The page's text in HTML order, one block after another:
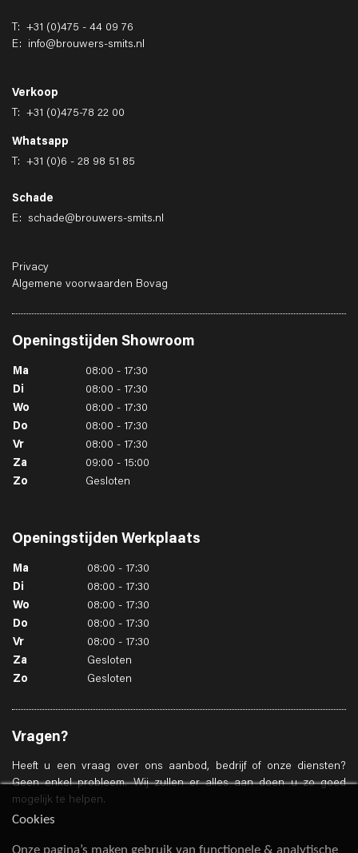
T: +31 (0)475 - 44 09 76
E: info@brouwers-smits.nl
Verkoop
T: +31 (0)475-78 22 00
Whatsapp
T: +31 (0)6 - 28 98 51 85
Schade
E: schade@brouwers-smits.nl
Privacy
Algemene voorwaarden Bovag
Openingstijden Showroom
Ma
08:00 - 17:30
Di
08:00 - 17:30
Wo
08:00 - 17:30
Do
08:00 - 17:30
Vr
08:00 - 17:30
Za
09:00 - 15:00
Zo
Gesloten
Openingstijden Werkplaats
Ma
08:00 - 17:30
Di
08:00 - 17:30
Wo
08:00 - 17:30
Do
08:00 - 17:30
Vr
08:00 - 17:30
Za
Gesloten
Zo
Gesloten
Vragen?
Heeft u een vraag over ons aanbod, bedrijf of onze diensten?
Geen enkel probleem. Wij zullen er alles aan doen u zo goed
mogelijk te helpen.
Cookies
Onze pagina’s maken gebruik van functionele & analytische